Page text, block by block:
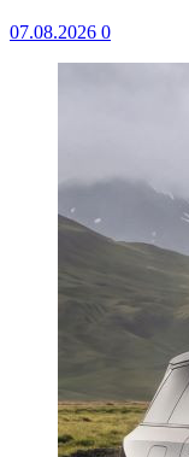
07.08.2026 0